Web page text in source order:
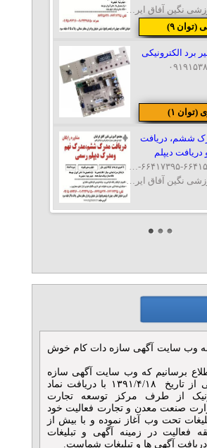
مجتمع آموزشی نگین آفاق ایرانیان
(توان ۹)
برد الکترونیکی
(توان ۱)
ششم، دریافت
دیپلم
مجتمع آموزشی نگین آفاق ایرانیان
رسمی آموزش و
مجتمع آموزشی نگین آفاق ایرانیان
در
روناکیشو
به وب سایت آگهی سازه دات کام خوش
برسانیم که وب سایت آگهی سازه
به طور رسمی از تاریخ ۱۳۹۱/۴/۱۸ با دریافت نماد
از طرف مرکز توسعه تجارت
صنعت معدن و تجارت فعالیت خود
تحت وب آغاز نموده و با بیش از
فعالیت در زمینه آگهی و تبلیغات
دریافت آگهی ها و تبلیغات شماست.